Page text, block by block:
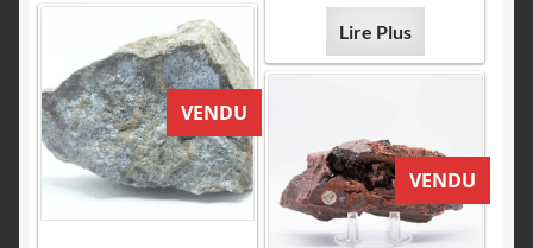
Lire Plus
VENDU
VENDU